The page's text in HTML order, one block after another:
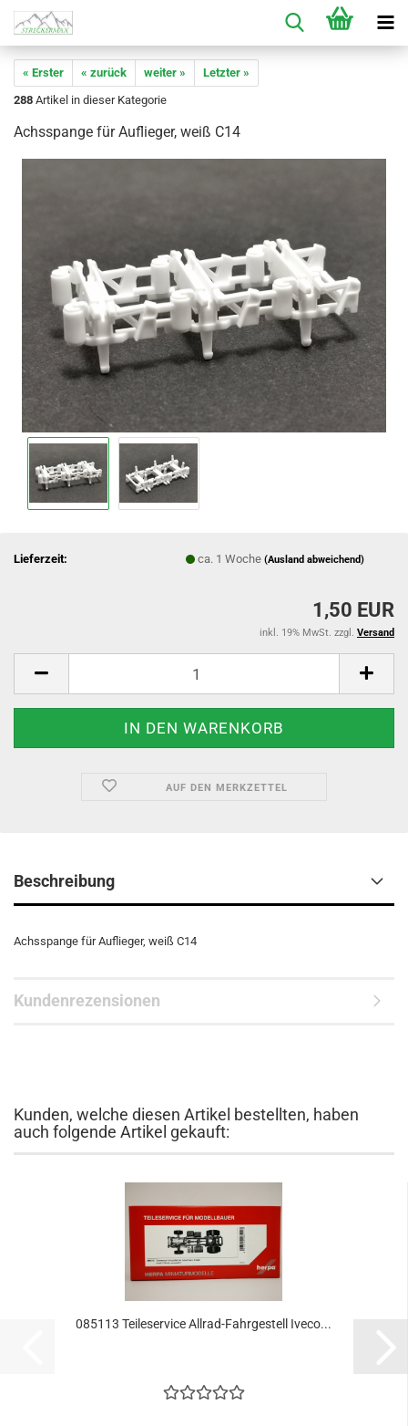
« Erster « zurück weiter »
Letzter »
288 Artikel in dieser Kategorie
Achsspange für Auflieger, weiß C14
Lieferzeit: ca. 1 Woche(Ausland abweichend)
1,50 EUR
inkl. 19% MwSt. zzgl. Versand
AUF DEN MERKZETTEL
Beschreibung
Achsspange für Auflieger, weiß C14
Kundenrezensionen
Kunden, welche diesen Artikel bestellten, haben
auch folgende Artikel gekauft:
085113 Teileservice Allrad-Fahrgestell Iveco...